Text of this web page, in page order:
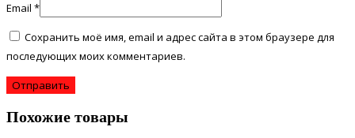
Email *
Сохранить моё имя, email и адрес сайта в этом браузере для
последующих моих комментариев.
Похожие товары